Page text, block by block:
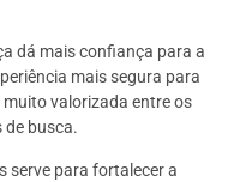
dá mais confiança para a
mais segura para
valorizada entre os
de busca.
serve para fortalecer a